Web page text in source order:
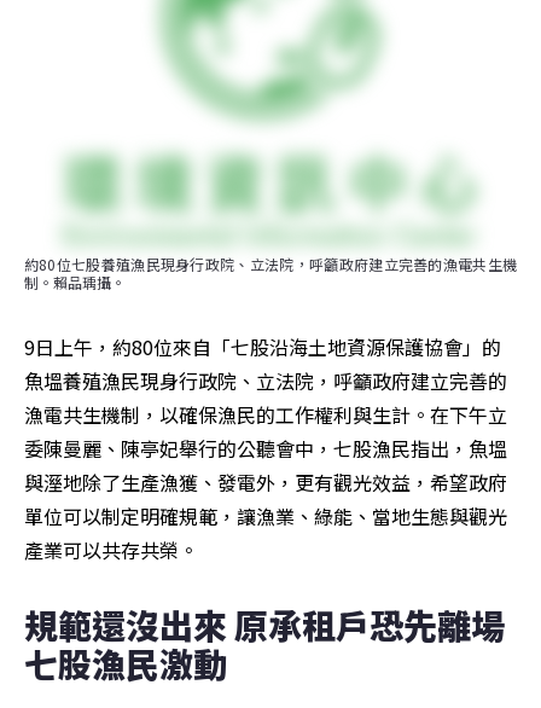
約80位七股養殖漁民現身行政院、立法院，呼籲政府建立完善的漁電共生機
制。賴品瑀攝。
9日上午，約80位來自「七股沿海土地資源保護協會」的
魚塭養殖漁民現身行政院、立法院，呼籲政府建立完善的
漁電共生機制，以確保漁民的工作權利與生計。在下午立
委陳曼麗、陳亭妃舉行的公聽會中，七股漁民指出，魚塭
與溼地除了生產漁獲、發電外，更有觀光效益，希望政府
單位可以制定明確規範，讓漁業、綠能、當地生態與觀光
產業可以共存共榮。
規範還沒出來 原承租戶恐先離場
七股漁民激動